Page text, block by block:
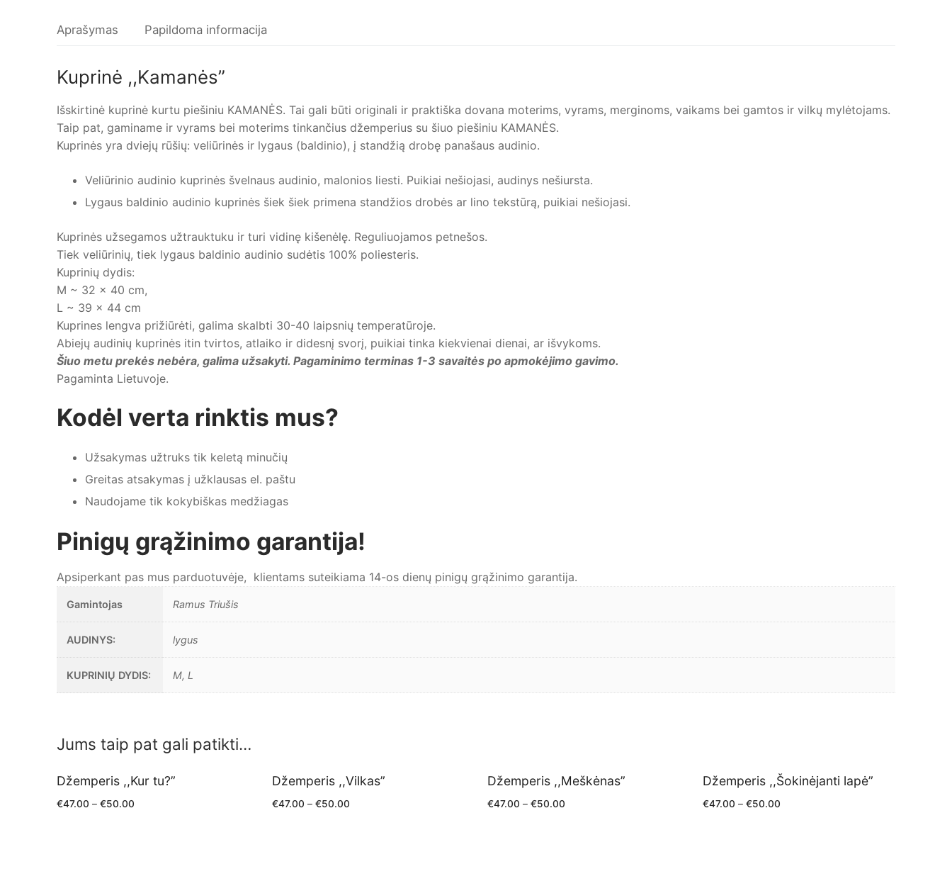
Aprašymas Papildoma informacija
Kuprinė ,,Kamanės”
Išskirtinė kuprinė kurtu piešiniu KAMANĖS. Tai gali būti originali ir praktiška dovana moterims, vyrams, merginoms, vaikams bei gamtos ir vilkų mylėtojams.
Taip pat, gaminame ir vyrams bei moterims tinkančius džemperius su šiuo piešiniu KAMANĖS.
Kuprinės yra dviejų rūšių: veliūrinės ir lygaus (baldinio), į standžią drobę panašaus audinio.
Veliūrinio audinio kuprinės švelnaus audinio, malonios liesti. Puikiai nešiojasi, audinys nešiursta.
Lygaus baldinio audinio kuprinės šiek šiek primena standžios drobės ar lino tekstūrą, puikiai nešiojasi.
Kuprinės užsegamos užtrauktuku ir turi vidinę kišenėlę. Reguliuojamos petnešos.
Tiek veliūrinių, tiek lygaus baldinio audinio sudėtis 100% poliesteris.
Kuprinių dydis:
M ~ 32 x 40 cm,
L ~ 39 x 44 cm
Kuprines lengva prižiūrėti, galima skalbti 30-40 laipsnių temperatūroje.
Abiejų audinių kuprinės itin tvirtos, atlaiko ir didesnį svorį, puikiai tinka kiekvienai dienai, ar išvykoms.
Šiuo metu prekės nebėra, galima užsakyti. Pagaminimo terminas 1-3 savaitės po apmokėjimo gavimo.
Pagaminta Lietuvoje.
Kodėl verta rinktis mus?
Užsakymas užtruks tik keletą minučių
Greitas atsakymas į užklausas el. paštu
Naudojame tik kokybiškas medžiagas
Pinigų grąžinimo garantija!
Apsiperkant pas mus parduotuvėje, klientams suteikiama 14-os dienų pinigų grąžinimo garantija.
Gamintojas Ramus Triušis
AUDINYS: lygus
KUPRINIŲ DYDIS: M, L
Jums taip pat gali patikti…
Džemperis ,,Kur tu?”
€47.00 – €50.00
Džemperis ,,Vilkas”
€47.00 – €50.00
Džemperis ,,Meškėnas”
€47.00 – €50.00
Džemperis ,,Šokinėjanti lapė”
€47.00 – €50.00